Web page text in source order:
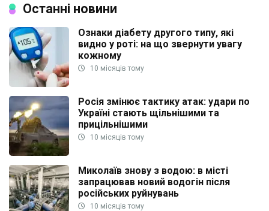
Останні новини
Ознаки діабету другого типу, які
видно у роті: на що звернути увагу
кожному
10 місяців тому
Росія змінює тактику атак: удари по
Україні стають щільнішими та
прицільнішими
10 місяців тому
Миколаїв знову з водою: в місті
запрацював новий водогін після
російських руйнувань
10 місяців тому